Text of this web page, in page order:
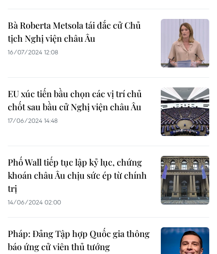
Bà Roberta Metsola tái đắc cử Chủ
tịch Nghị viện châu Âu
16/07/2024 12:08
EU xúc tiến bầu chọn các vị trí chủ
chốt sau bầu cử Nghị viện châu Âu
17/06/2024 14:48
Phố Wall tiếp tục lập kỷ lục, chứng
khoán châu Âu chịu sức ép từ chính
trị
14/06/2024 02:00
Pháp: Đảng Tập hợp Quốc gia thông
báo ứng cử viên thủ tướng